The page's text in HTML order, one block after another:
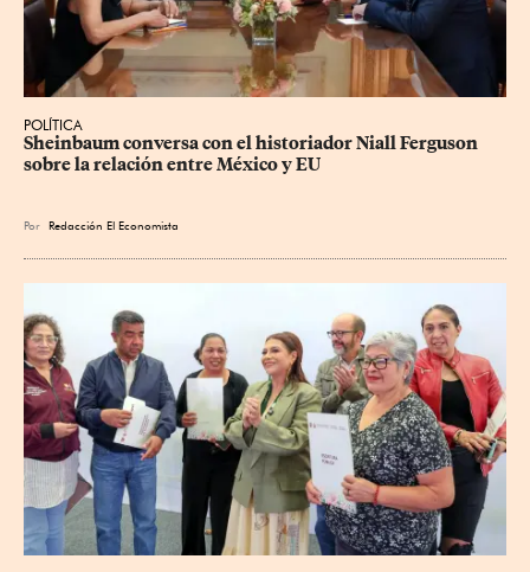
POLÍTICA
Sheinbaum conversa con el historiador Niall Ferguson
sobre la relación entre México y EU
Por Redacción El Economista